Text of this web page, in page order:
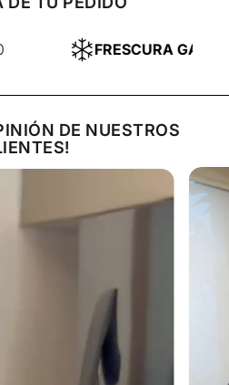
hacia abajo.FRESCURA
DE NUESTROS